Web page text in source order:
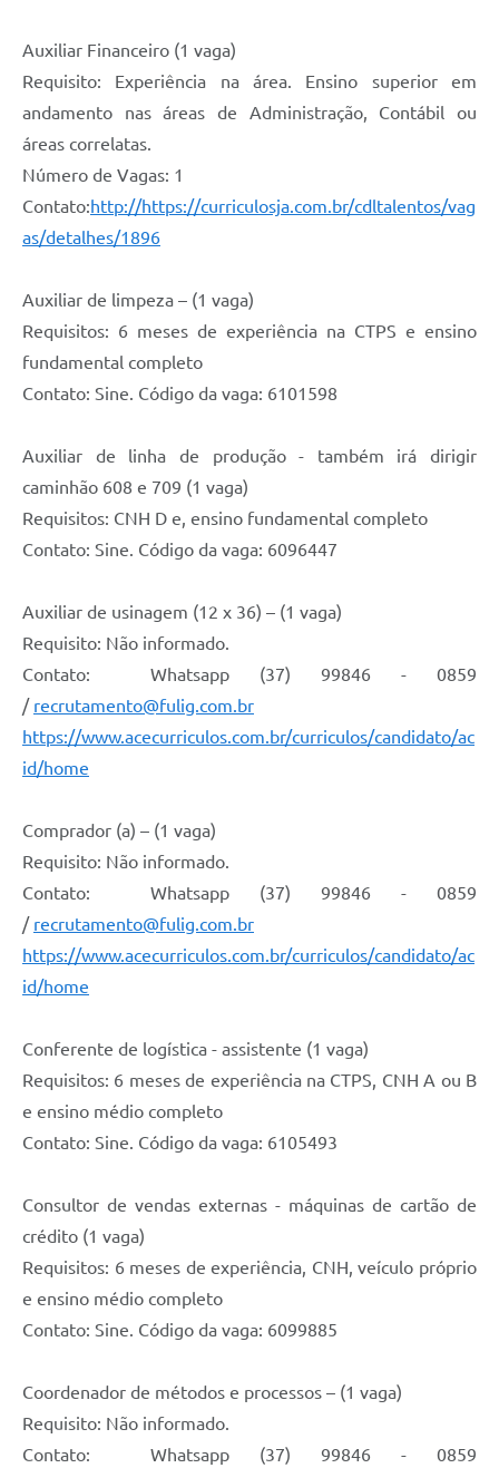
Auxiliar Financeiro (1 vaga)
Requisito: Experiência na área. Ensino superior em
andamento nas áreas de Administração, Contábil ou
áreas correlatas.
Número de Vagas: 1
Contato:http://https://curriculosja.com.br/cdltalentos/vag
as/detalhes/1896
Auxiliar de limpeza – (1 vaga)
Requisitos: 6 meses de experiência na CTPS e ensino
fundamental completo
Contato: Sine. Código da vaga: 6101598
Auxiliar de linha de produção - também irá dirigir
caminhão 608 e 709 (1 vaga)
Requisitos: CNH D e, ensino fundamental completo
Contato: Sine. Código da vaga: 6096447
Auxiliar de usinagem (12 x 36) – (1 vaga)
Requisito: Não informado.
Contato: Whatsapp (37) 99846 - 0859
/ recrutamento@fulig.com.br
https://www.acecurriculos.com.br/curriculos/candidato/ac
id/home
Comprador (a) – (1 vaga)
Requisito: Não informado.
Contato: Whatsapp (37) 99846 - 0859
/ recrutamento@fulig.com.br
https://www.acecurriculos.com.br/curriculos/candidato/ac
id/home
Conferente de logística - assistente (1 vaga)
Requisitos: 6 meses de experiência na CTPS, CNH A ou B
e ensino médio completo
Contato: Sine. Código da vaga: 6105493
Consultor de vendas externas - máquinas de cartão de
crédito (1 vaga)
Requisitos: 6 meses de experiência, CNH, veículo próprio
e ensino médio completo
Contato: Sine. Código da vaga: 6099885
Coordenador de métodos e processos – (1 vaga)
Requisito: Não informado.
Contato: Whatsapp (37) 99846 - 0859